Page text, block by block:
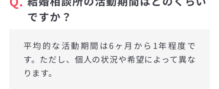
ですか？
平均的な活動期間は6ヶ月から1年程度で
す。ただし、個人の状況や希望によって異な
ります。